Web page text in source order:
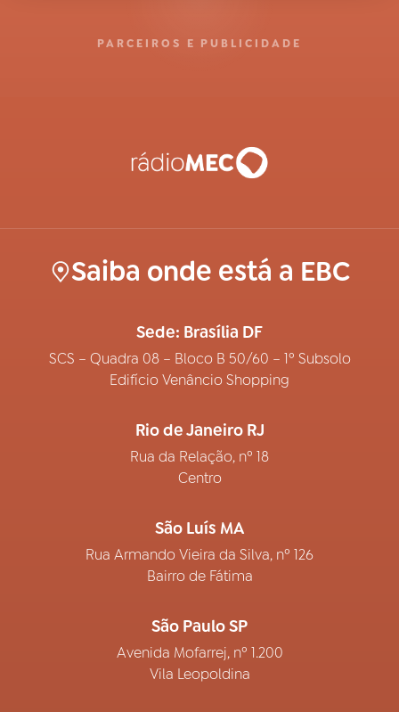
PARCEIROS E PUBLICIDADE
Saiba onde está a EBC
Sede: Brasília DF
SCS – Quadra 08 – Bloco B 50/60 – 1º Subsolo
Edifício Venâncio Shopping
Rio de Janeiro RJ
Rua da Relação, nº 18
Centro
São Luís MA
Rua Armando Vieira da Silva, nº 126
Bairro de Fátima
São Paulo SP
Avenida Mofarrej, nº 1.200
Vila Leopoldina